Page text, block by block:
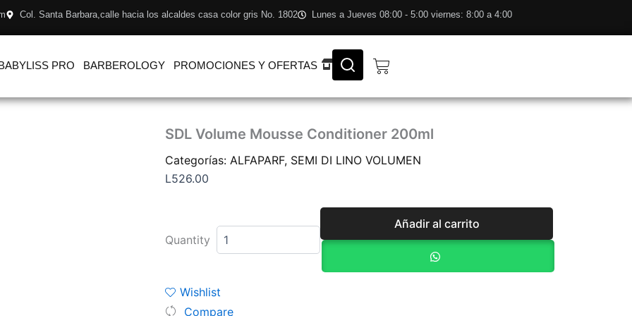
Col. Santa Barbara,calle hacia los alcaldes casa color gris No. 1802 Lunes a Jueves 08:00 - 5:00 viernes: 8:00 a 4:00
PRO BARBEROLOGY PROMOCIONES Y OFERTAS Cart
SDL Volume Mousse Conditioner 200ml
Categorías: ALFAPARF, SEMI DI LINO VOLUMEN
L526.00
Quantity
Volume
Mousse
Conditioner
Añadir al carrito
Wishlist
Compare